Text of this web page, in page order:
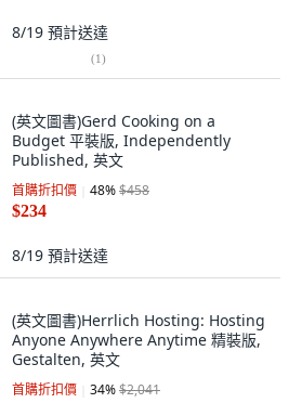
8/19 預計送達
(1)
(英文圖書)Gerd Cooking on a
Budget 平裝版, Independently
Published, 英文
首購折扣價 48%$458
$234
8/19 預計送達
(英文圖書)Herrlich Hosting: Hosting
Anyone Anywhere Anytime 精裝版,
Gestalten, 英文
首購折扣價 34%$2,041